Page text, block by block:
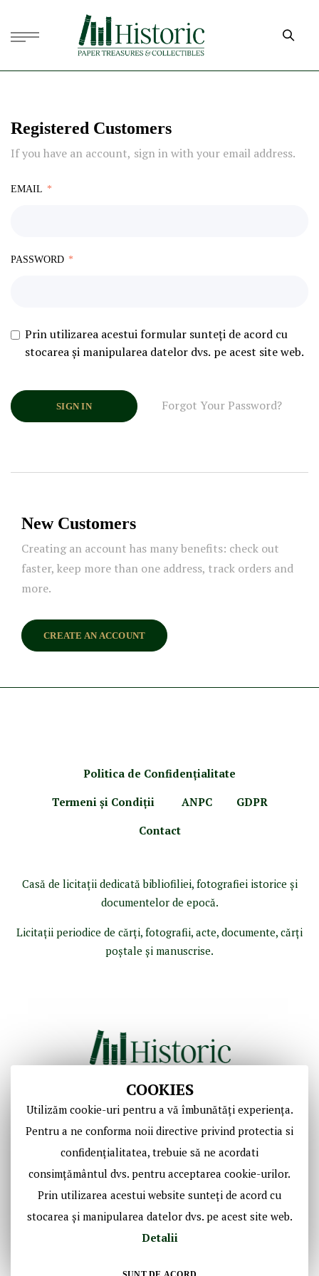
Registered Customers
If you have an account, sign in with your email address.
EMAIL
PASSWORD
Prin utilizarea acestui formular sunteți de acord cu
stocarea și manipularea datelor dvs. pe acest site web.
SIGN IN Forgot Your Password?
New Customers
Creating an account has many benefits: check out
faster, keep more than one address, track orders and
more.
CREATE AN ACCOUNT
COOKIES
Utilizăm cookie-uri pentru a vă îmbunătăți experiența.
Pentru a ne conforma noii directive privind protectia si
confidențialitatea, trebuie să ne acordati
consimțământul dvs. pentru acceptarea cookie-urilor.
Prin utilizarea acestui website sunteți de acord cu
stocarea și manipularea datelor dvs. pe acest site web.
Detalii
Politica de Confidenţialitate
Termeni şi Condiţii
ANPC
GDPR
Contact
Casă de licitaţii dedicată bibliofiliei, fotografiei istorice şi
documentelor de epocă.
Licitaţii periodice de cărţi, fotografii, acte, documente, cărţi
poştale şi manuscrise.
Copyright © Casa de Licitaţii Historic SRL
Social Media Historic